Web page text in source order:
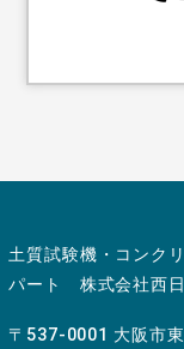
土質試験機・コンク
パート 株式会社西
〒537-0001 大阪市